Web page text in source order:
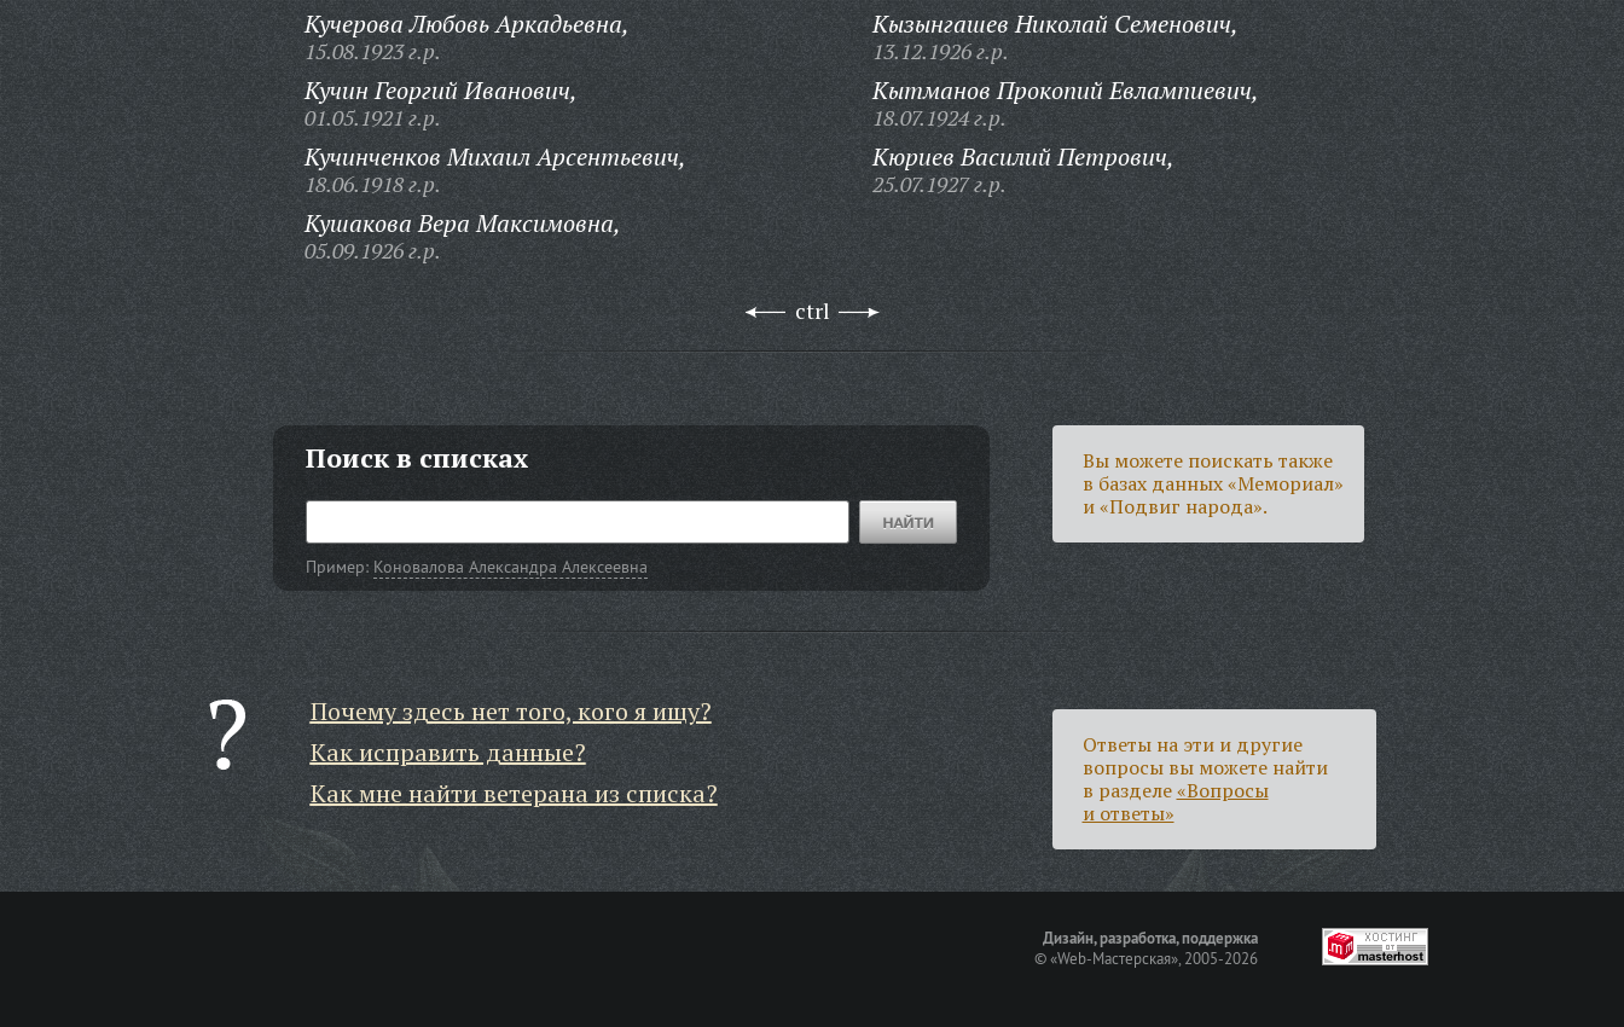
Кучерова Любовь Аркадьевна,
15.08.1923 г.р.
Кучин Георгий Иванович,
01.05.1921 г.р.
Кучинченков Михаил Арсентьевич,
18.06.1918 г.р.
Кушакова Вера Максимовна,
05.09.1926 г.р.
Кызынгашев Николай Семенович,
13.12.1926 г.р.
Кытманов Прокопий Евлампиевич,
18.07.1924 г.р.
Кюриев Василий Петрович,
25.07.1927 г.р.
ctrl
Поиск в списках
Пример: Коновалова Александра Алексеевна
Вы можете поискать также
в базах данных «Мемориал»
и «Подвиг народа».
Почему здесь нет того, кого я ищу?
Как исправить данные?
Как мне найти ветерана из списка?
Ответы на эти и другие
вопросы вы можете найти
в разделе«Вопросы
и ответы»
Дизайн, разработка, поддержка
©«Web-Мастерская» , 2005-2026